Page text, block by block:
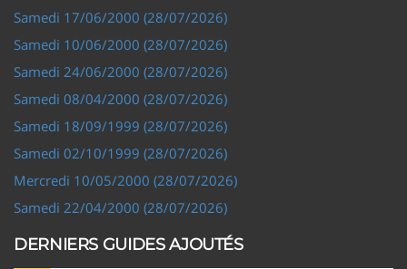
Samedi 17/06/2000 (28/07/2026)
Samedi 10/06/2000 (28/07/2026)
Samedi 24/06/2000 (28/07/2026)
Samedi 08/04/2000 (28/07/2026)
Samedi 18/09/1999 (28/07/2026)
Samedi 02/10/1999 (28/07/2026)
Mercredi 10/05/2000 (28/07/2026)
Samedi 22/04/2000 (28/07/2026)
DERNIERS GUIDES AJOUTÉS